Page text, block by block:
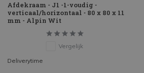
Afdekraam - J1 -1-voudig -
verticaal/horizontaal - 80 x 80 x 11
mm - Alpin Wit
Vergelijk
Deliverytime